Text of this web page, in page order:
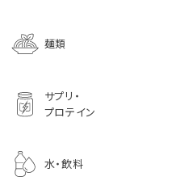
麺類
サプリ・
プロテイン
水・飲料